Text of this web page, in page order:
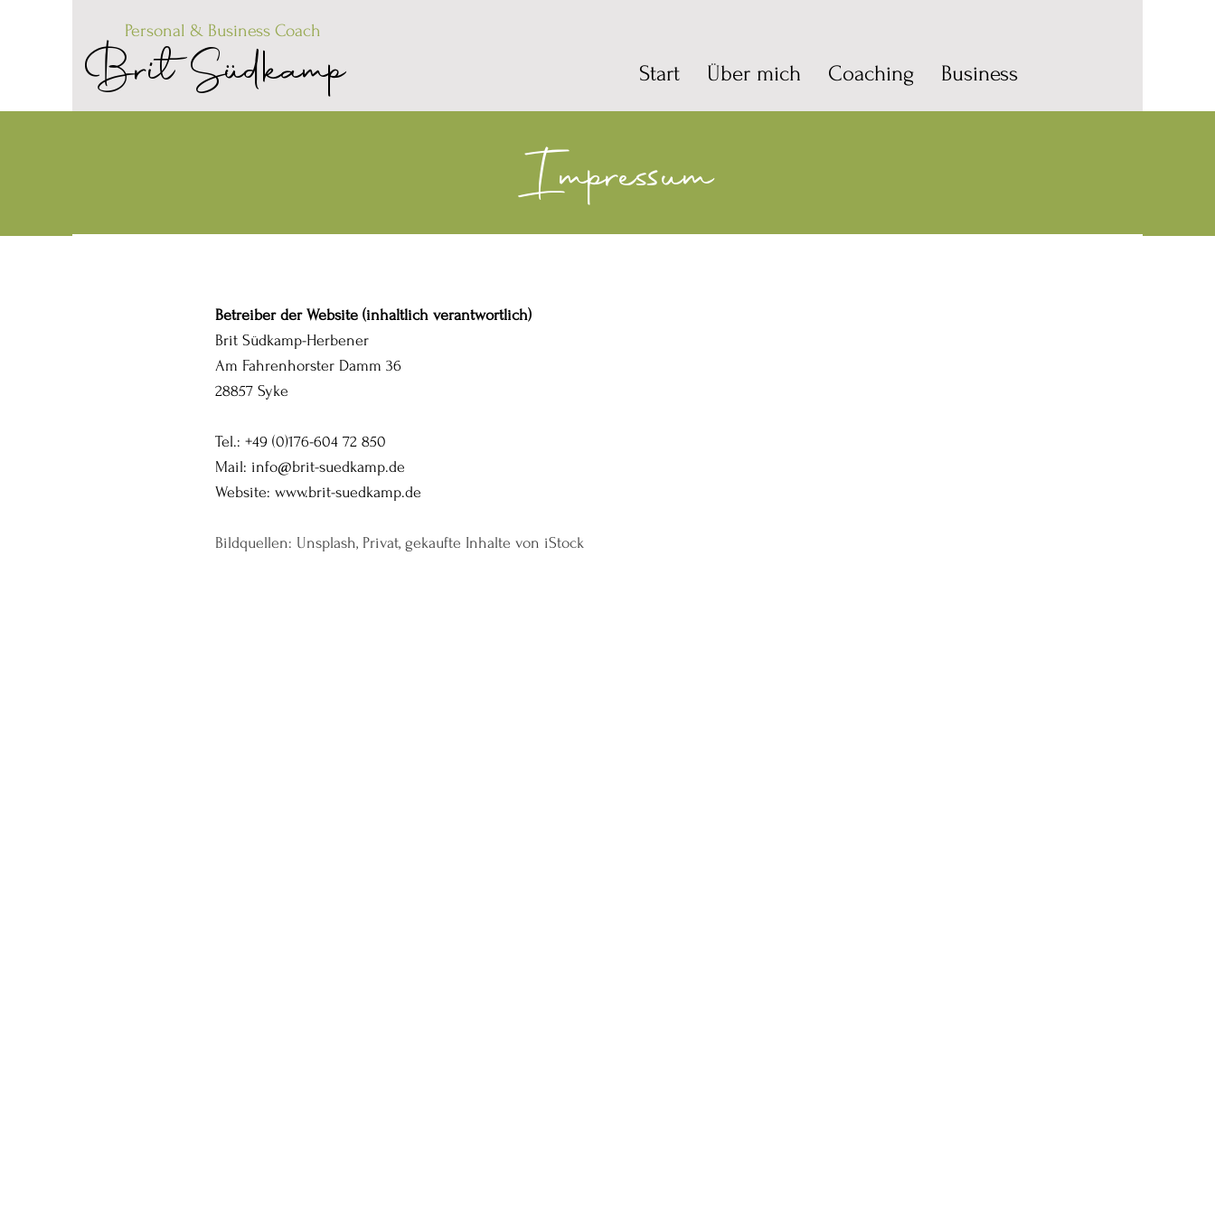
Personal & Business Coach
Brit Südkamp Start Über mich Coaching Business
Impressum
Betreiber der Website (inhaltlich verantwortlich)
Brit Südkamp-Herbener
Am Fahrenhorster Damm 36
28857 Syke
Tel.: +49 (0)176-604 72 850
Mail: info@brit-suedkamp.de
Website: www.brit-suedkamp.de
Bildquellen: Unsplash, Privat, gekaufte Inhalte von iStock